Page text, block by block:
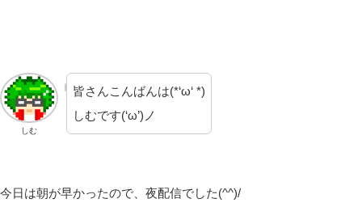
しむ
皆さんこんばんは(*‘ω‘ *)
しむです(‘ω’)ノ
今日は朝が早かったので、夜配信でした(^^)/